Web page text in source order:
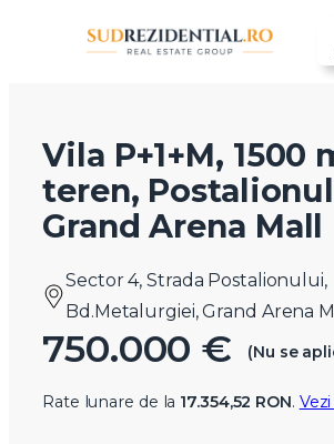
Vila P+1+M, 1500
teren,
Grand Arena Mall
Sector 4, Strada Postalionului,
Bd.Metalurgiei, Grand Arena
750.000 € (Nu se
Rate lunare de la 17.354,52 RON.